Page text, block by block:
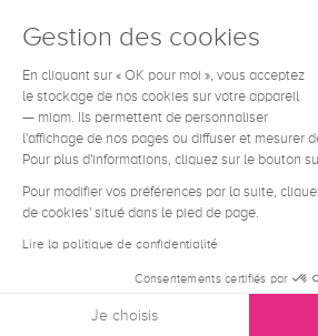
BESOIN D'AIDE ?
Conditions générales
Mentions Légales
Contact
Données
Gestion des cookies
En cliquant sur « OK pour moi », vous acceptez
le stockage de nos cookies sur votre appareil
— miam. Ils permettent de personnaliser
l'affichage de nos pages ou diffuser et mesurer
Pour plus d'informations, cliquez sur le bouton
Pour modifier vos préférences par la suite,
de cookies' situé dans le pied de page.
Lire la politique de confidentialité
Consentements certifiés par
Je choisis